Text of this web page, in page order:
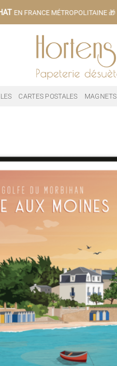
EN FRANCE MÉTROPOLITAINE 🎁
CARTES POSTALES MAGNETS